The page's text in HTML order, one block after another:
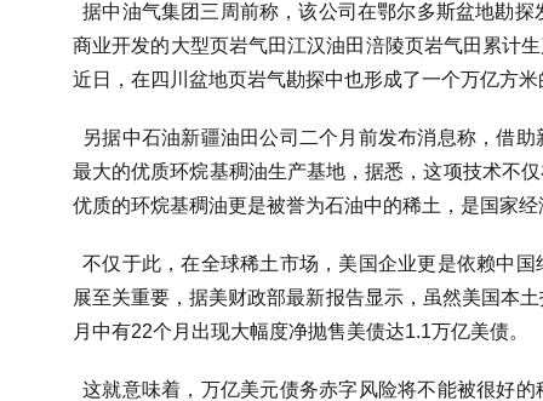
据中油气集团三周前称，该公司在鄂尔多斯盆地勘
商业开发的大型页岩气田江汉油田涪陵页岩气田累计
近日，在四川盆地页岩气勘探中也形成了一个万亿方
另据中石油新疆油田公司二个月前发布消息称，借
最大的优质环烷基稠油生产基地，据悉，这项技术不
优质的环烷基稠油更是被誉为石油中的稀土，是国家
不仅于此，在全球稀土市场，美国企业更是依赖中
展至关重要，据美财政部最新报告显示，虽然美国本
月中有22个月出现大幅度净抛售美债达1.1万亿美债。
这就意味着，万亿美元债务赤字风险将不能被很好